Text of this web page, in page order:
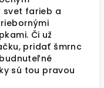
svet farieb a
Či už
pridať šmrnc
sú tou pravou